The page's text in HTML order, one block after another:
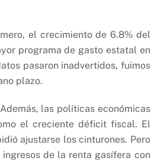
el crecimiento de 6.8% del
programa de gasto estatal en
pasaron inadvertidos, fuimos
plazo.
las políticas económicas
el creciente déficit fiscal. El
ajustarse los cinturones. Pero
de la renta gasífera con